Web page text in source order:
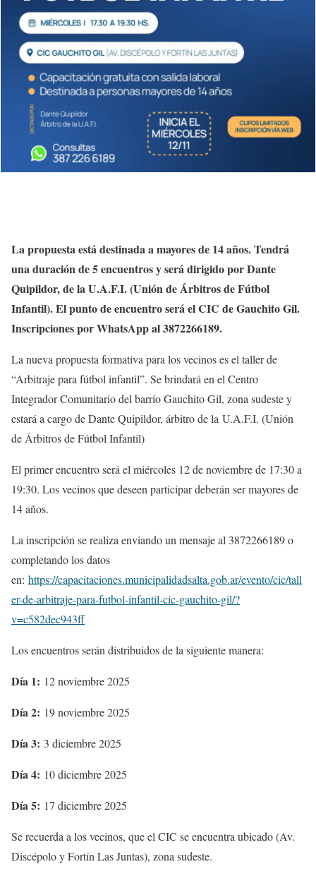
La propuesta está destinada a mayores de 14 años. Tendrá
una duración de 5 encuentros y será dirigido por Dante
Quipildor, de la U.A.F.I. (Unión de Árbitros de Fútbol
Infantil). El punto de encuentro será el CIC de Gauchito Gil.
Inscripciones por WhatsApp al 3872266189.
La nueva propuesta formativa para los vecinos es el taller de
“Arbitraje para fútbol infantil”. Se brindará en el Centro
Integrador Comunitario del barrio Gauchito Gil, zona sudeste y
estará a cargo de Dante Quipildor, árbitro de la U.A.F.I. (Unión
de Árbitros de Fútbol Infantil)
El primer encuentro será el miércoles 12 de noviembre de 17:30 a
19:30. Los vecinos que deseen participar deberán ser mayores de
14 años.
La inscripción se realiza enviando un mensaje al 3872266189 o
completando los datos
en: https://capacitaciones.municipalidadsalta.gob.ar/evento/cic/tall
er-de-arbitraje-para-futbol-infantil-cic-gauchito-gil/?
v=c582dec943ff
Los encuentros serán distribuidos de la siguiente manera:
Día 1: 12 noviembre 2025
Día 2: 19 noviembre 2025
Día 3: 3 diciembre 2025
Día 4: 10 diciembre 2025
Día 5: 17 diciembre 2025
Se recuerda a los vecinos, que el CIC se encuentra ubicado (Av.
Discépolo y Fortín Las Juntas), zona sudeste.